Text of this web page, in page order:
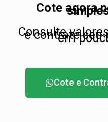
Cote agora
Consulte
e contrate seu
em
Cote e